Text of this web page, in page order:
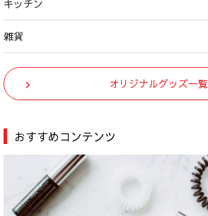
キッチン
雑貨
オリジナルグッズ一覧
おすすめコンテンツ